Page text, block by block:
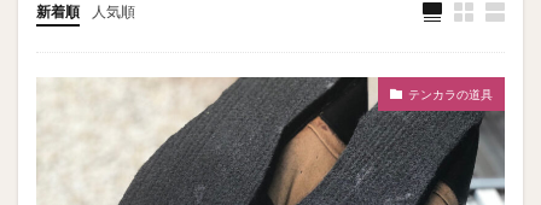
新着順 人気順
テンカラの道具